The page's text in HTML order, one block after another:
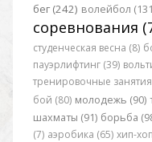
бег (242) волейбол
соревнования
студенческая весна (8)
пауэрлифтинг (39)
тренировочные
бой (80) молодежь (90)
шахматы (91) борьба
(7) аэробика (65) хип-